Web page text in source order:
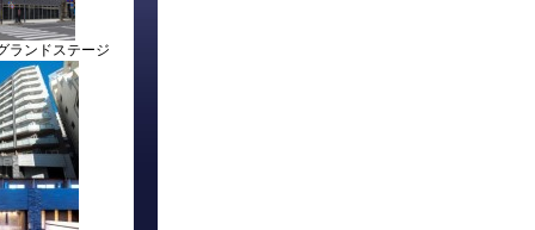
ランドステージ